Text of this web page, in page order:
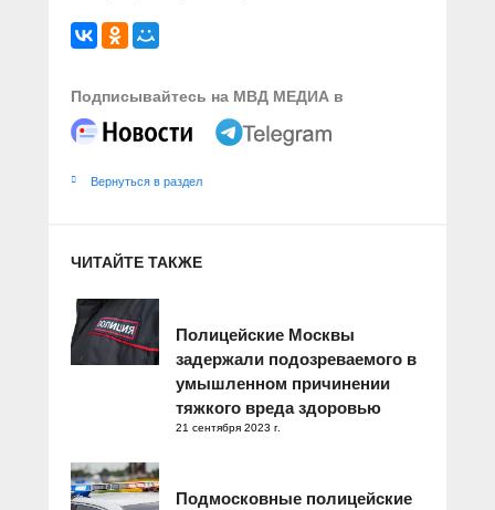
Подписывайтесь на МВД МЕДИА в
Вернуться в раздел
ЧИТАЙТЕ ТАКЖЕ
Полицейские Москвы
задержали подозреваемого в
умышленном причинении
тяжкого вреда здоровью
21 сентября 2023 г.
Подмосковные полицейские